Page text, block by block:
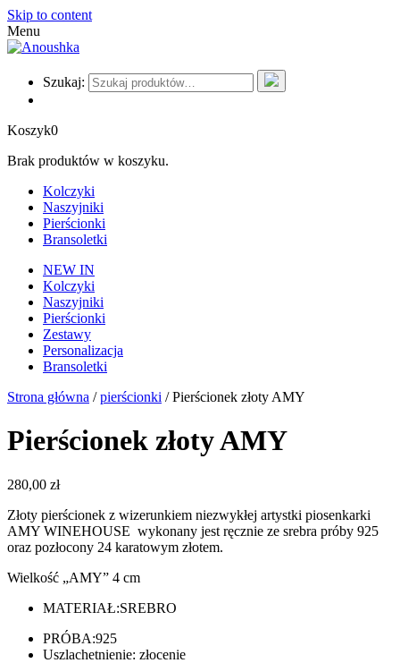
Skip to content
Menu
Szukaj:
Koszyk0
Brak produktów w koszyku.
Kolczyki
Naszyjniki
Pierścionki
Bransoletki
NEW IN
Kolczyki
Naszyjniki
Pierścionki
Zestawy
Personalizacja
Bransoletki
Strona główna /pierścionki / Pierścionek złoty AMY
Pierścionek złoty AMY
280,00 zł
Złoty pierścionek z wizerunkiem niezwykłej artystki piosenkarki
AMY WINEHOUSE wykonany jest ręcznie ze srebra próby 925
oraz pozłocony 24 karatowym złotem.
Wielkość „AMY” 4 cm
MATERIAŁ:SREBRO
PRÓBA:925
Uszlachetnienie: złocenie